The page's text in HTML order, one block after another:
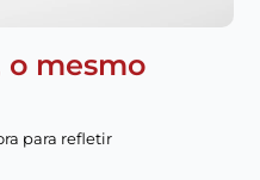
o mesmo
para refletir